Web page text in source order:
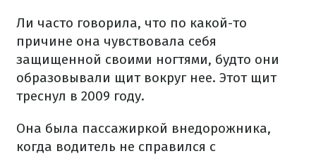
Ли часто говорила, что по какой-то
причине она чувствовала себя
защищенной своими ногтями, будто они
образовывали щит вокруг нее. Этот щит
треснул в 2009 году.
Она была пассажиркой внедорожника,
когда водитель не справился с